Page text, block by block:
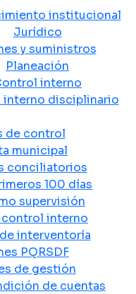
institucional
Jurídico
y suministros
Planeación
interno
interno disciplinario
de control
municipal
conciliatorios
100 días
supervisión
control interno
interventoría
PQRSDF
de gestión
de cuentas